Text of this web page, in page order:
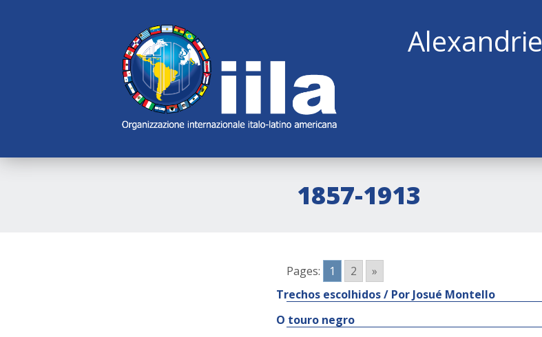
Alexandrie
1857-1913
Pages: 1 2
»
Trechos escolhidos / Por Josué Montello
O touro negro